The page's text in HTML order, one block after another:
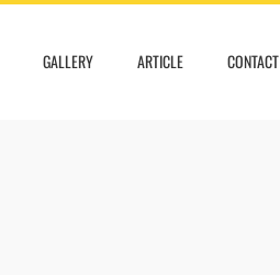
GALLERY ARTICLE CONTACT